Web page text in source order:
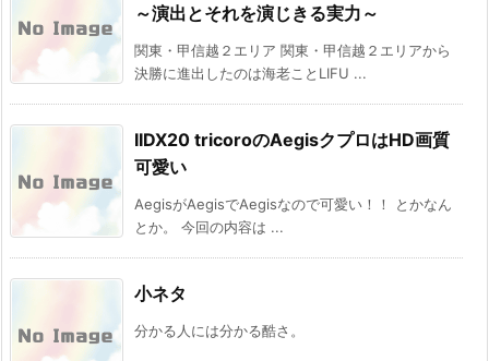
～演出とそれを演じきる実力～
関東・甲信越２エリア 関東・甲信越２エリアから
決勝に進出したのは海老ことLIFU ...
IIDX20 tricoroのAegisクプロはHD画質
可愛い
AegisがAegisでAegisなので可愛い！！ とかなん
とか。 今回の内容は ...
小ネタ
分かる人には分かる酷さ。